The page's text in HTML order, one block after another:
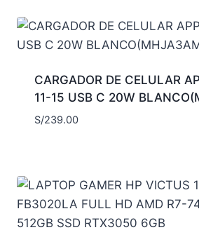
CARGADOR DE CELULAR
11-15 USB C 20W
S/239.00